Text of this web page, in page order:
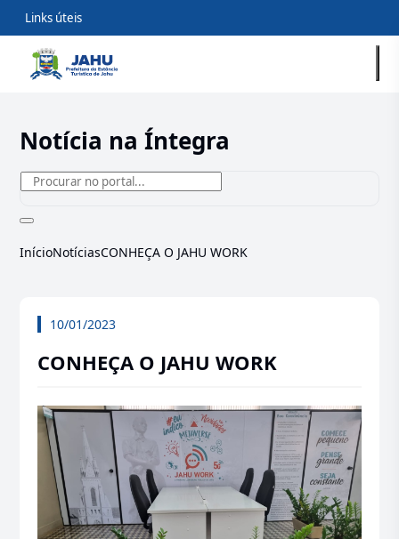
Links úteis
Notícia na Íntegra
InícioNotíciasCONHEÇA O JAHU WORK
10/01/2023
CONHEÇA O JAHU WORK